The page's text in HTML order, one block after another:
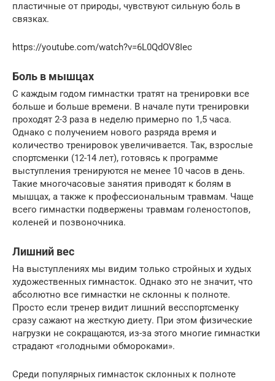
пластичные от природы, чувствуют сильную боль в
связках.
https://youtube.com/watch?v=6L0QdOV8Iec
Боль в мышцах
С каждым годом гимнастки тратят на тренировки все
больше и больше времени. В начале пути тренировки
проходят 2-3 раза в неделю примерно по 1,5 часа.
Однако с получением нового разряда время и
количество тренировок увеличивается. Так, взрослые
спортсменки (12-14 лет), готовясь к программе
выступления тренируются не менее 10 часов в день.
Такие многочасовые занятия приводят к болям в
мышцах, а также к профессиональным травмам. Чаще
всего гимнастки подвержены травмам голеностопов,
коленей и позвоночника.
Лишний вес
На выступлениях мы видим только стройных и худых
художественных гимнасток. Однако это не значит, что
абсолютно все гимнастки не склонны к полноте.
Просто если тренер видит лишний весспортсменку
сразу сажают на жесткую диету. При этом физические
нагрузки не сокращаются, из-за этого многие гимнастки
страдают «голодными обмороками».
Среди популярных гимнасток склонных к полноте